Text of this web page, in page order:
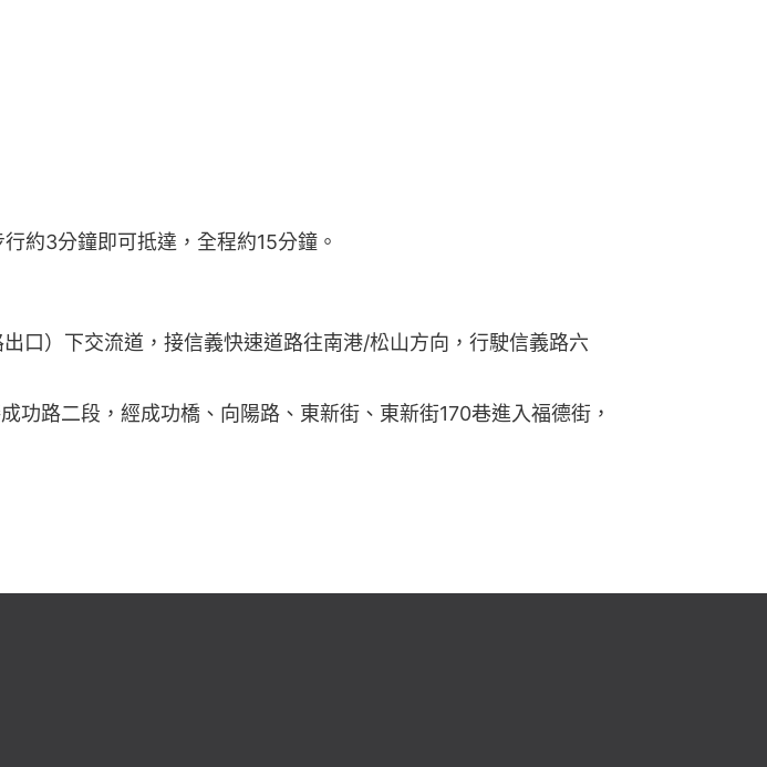
約3分鐘即可抵達，全程約15分鐘。
口）下交流道，接信義快速道路往南港/松山方向，行駛信義路六
功路二段，經成功橋、向陽路、東新街、東新街170巷進入福德街，